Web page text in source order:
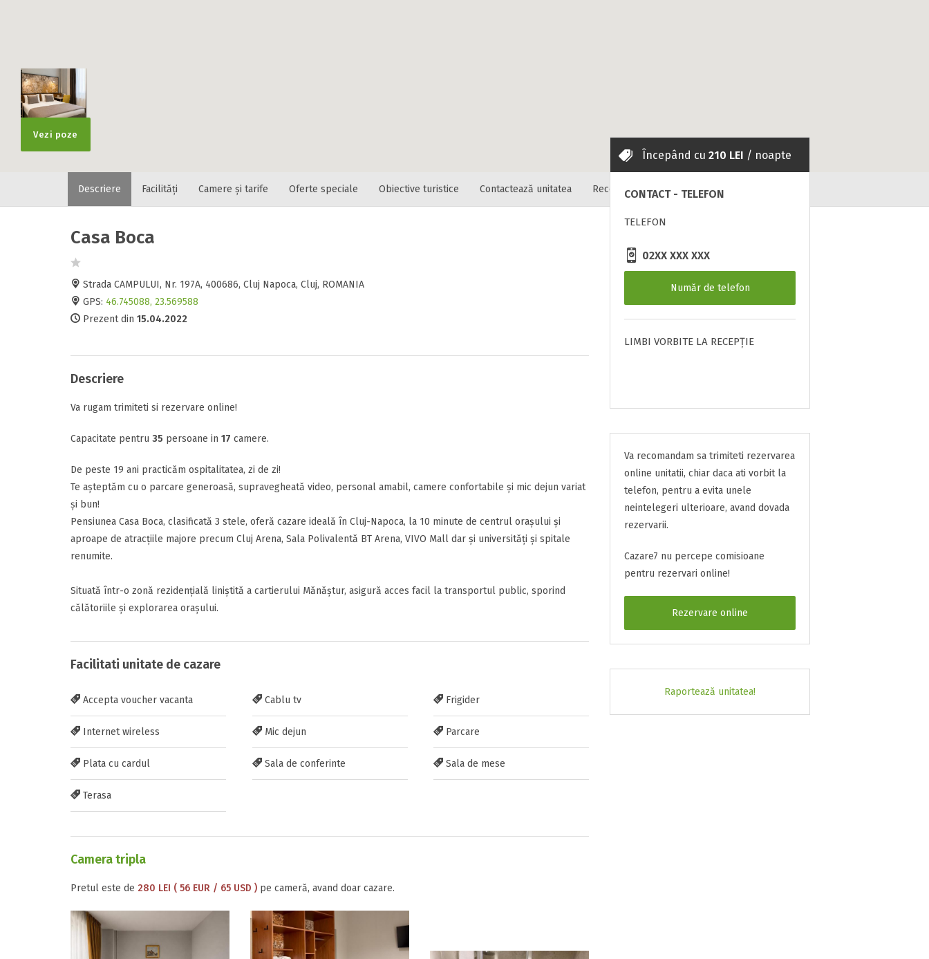
Vezi poze
Descriere Facilități Camere și tarife Oferte speciale Obiective turistice Contactează unitatea Recenzii
Casa Boca
Strada CAMPULUI, Nr. 197A, 400686, Cluj Napoca, Cluj, ROMANIA
GPS: 46.745088, 23.569588
Prezent din 15.04.2022
Descriere
Va rugam trimiteti si rezervare online!
Capacitate pentru 35 persoane in 17 camere.
De peste 19 ani practicăm ospitalitatea, zi de zi!
Te așteptăm cu o parcare generoasă, supravegheată video, personal amabil, camere confortabile și mic dejun variat
și bun!
Pensiunea Casa Boca, clasificată 3 stele, oferă cazare ideală în Cluj-Napoca, la 10 minute de centrul orașului și
aproape de atracțiile majore precum Cluj Arena, Sala Polivalentă BT Arena, VIVO Mall dar și universități și spitale
renumite.
Situată într-o zonă rezidențială liniștită a cartierului Mănăștur, asigură acces facil la transportul public, sporind
călătoriile și explorarea orașului.
Facilitati unitate de cazare
Accepta voucher vacanta Cablu tv Frigider
Internet wireless Mic dejun Parcare
Plata cu cardul Sala de conferinte Sala de mese
Terasa
Camera tripla
Pretul este de 280 LEI ( 56 EUR / 65 USD ) pe cameră, avand doar cazare.
Am citit si sunt de acord cu
Data plecarii
Alte detalii
Inscrieti-va GRATUIT pe grupul nostru de cazare
Începând cu 210 LEI / noapte
CONTACT - TELEFON
TELEFON
02XX XXX XXX
Număr de telefon
LIMBI VORBITE LA RECEPȚIE
Va recomandam sa trimiteti rezervarea
online unitatii, chiar daca ati vorbit la
telefon, pentru a evita unele
neintelegeri ulterioare, avand dovada
rezervarii.
Cazare7 nu percepe comisioane
pentru rezervari online!
Rezervare online
Raportează unitatea!